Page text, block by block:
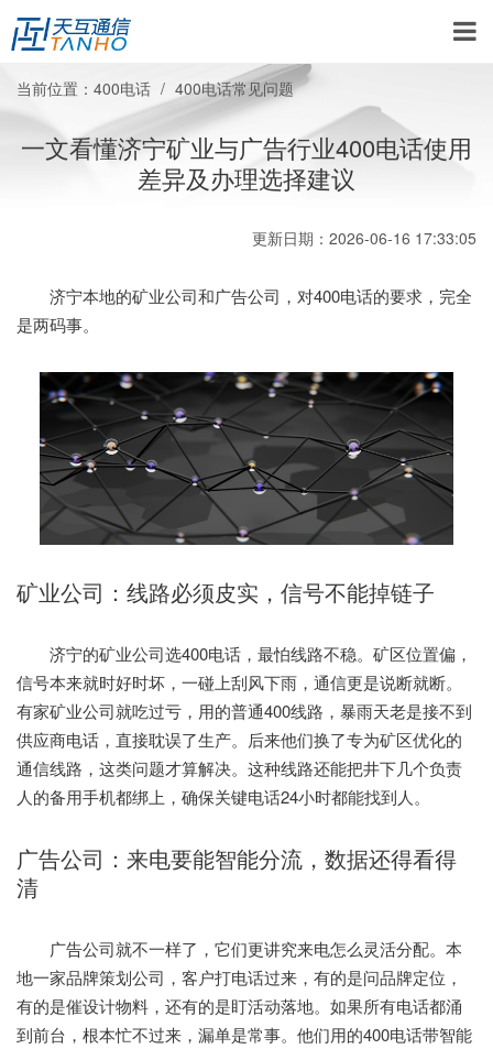
当前位置： 400电话 400电话常见问题
一文看懂济宁矿业与广告行业400电话使用
差异及办理选择建议
更新日期：2026-06-16 17:33:05
济宁本地的矿业公司和广告公司，对400电话的要求，完全
是两码事。
矿业公司：线路必须皮实，信号不能掉链子
济宁的矿业公司选400电话，最怕线路不稳。矿区位置偏，
信号本来就时好时坏，一碰上刮风下雨，通信更是说断就断。
有家矿业公司就吃过亏，用的普通400线路，暴雨天老是接不到
供应商电话，直接耽误了生产。后来他们换了专为矿区优化的
通信线路，这类问题才算解决。这种线路还能把井下几个负责
人的备用手机都绑上，确保关键电话24小时都能找到人。
广告公司：来电要能智能分流，数据还得看得
清
广告公司就不一样了，它们更讲究来电怎么灵活分配。本
地一家品牌策划公司，客户打电话过来，有的是问品牌定位，
有的是催设计物料，还有的是盯活动落地。如果所有电话都涌
到前台，根本忙不过来，漏单是常事。他们用的400电话带智能